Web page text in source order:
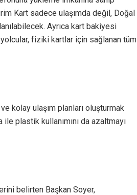
Kart sadece ulaşımda değil, Doğal
Ayrıca kart bakiyesi
fiziki kartlar için sağlanan tüm
kolay ulaşım planları oluşturmak
plastik kullanımını da azaltmayı
belirten Başkan Soyer,